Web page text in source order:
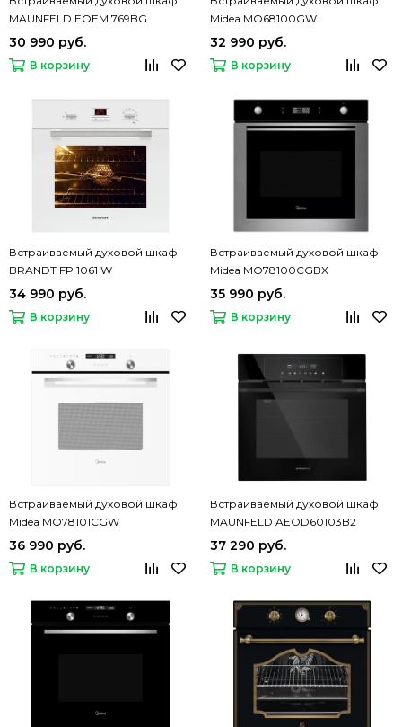
MAUNFELD EOEM.769BG
30 990 руб.
В корзину
Midea MO68100GW
32 990 руб.
В корзину
Встраиваемый духовой шкаф
BRANDT FP 1061 W
34 990 руб.
В корзину
Встраиваемый духовой шкаф
Midea MO78100CGBX
35 990 руб.
В корзину
Встраиваемый духовой шкаф
Midea MO78101CGW
36 990 руб.
В корзину
Встраиваемый духовой шкаф
MAUNFELD AEOD60103B2
37 290 руб.
В корзину